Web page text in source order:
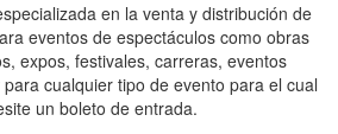
en la venta y distribución de
eventos de espectáculos como obras
expos, festivales, carreras, eventos
cualquier tipo de evento para el cual
un boleto de entrada.